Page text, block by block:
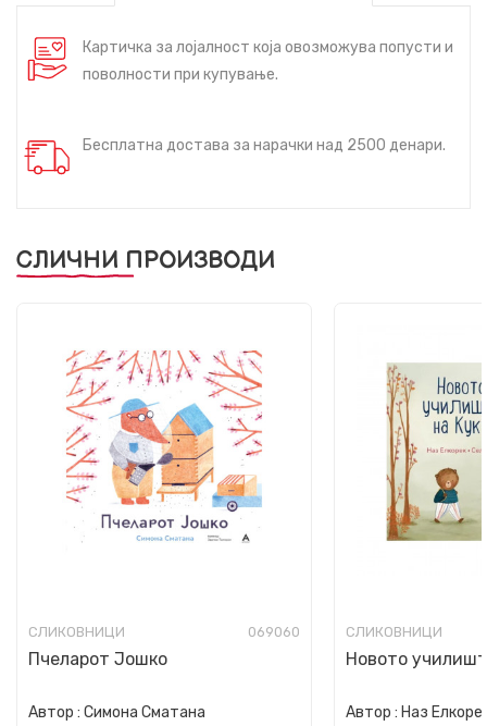
Картичка за лојалност која овозможува попусти и
поволности при купување.
Бесплатна достава за нарачки над 2500 денари.
СЛИЧНИ ПРОИЗВОДИ
СЛИКОВНИЦИ 069060
Пчеларот Јошко
Автор : Симона Сматана
СЛИКОВНИЦИ
Новото
Автор : Наз